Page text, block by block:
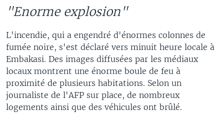
"Enorme explosion"
L'incendie, qui a engendré d'énormes colonnes de
fumée noire, s'est déclaré vers minuit heure locale à
Embakasi. Des images diffusées par les médiaux
locaux montrent une énorme boule de feu à
proximité de plusieurs habitations. Selon un
journaliste de l'AFP sur place, de nombreux
logements ainsi que des véhicules ont brûlé.